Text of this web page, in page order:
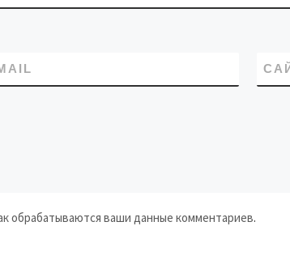
обрабатываются ваши данные комментариев.